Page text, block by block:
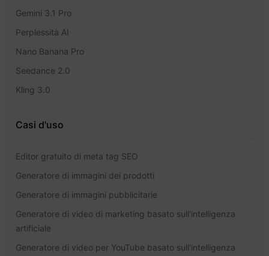
Gemini 3.1 Pro
Perplessità AI
Nano Banana Pro
Seedance 2.0
Kling 3.0
Casi d'uso
Editor gratuito di meta tag SEO
Generatore di immagini dei prodotti
Generatore di immagini pubblicitarie
Generatore di video di marketing basato sull'intelligenza
artificiale
Generatore di video per YouTube basato sull'intelligenza